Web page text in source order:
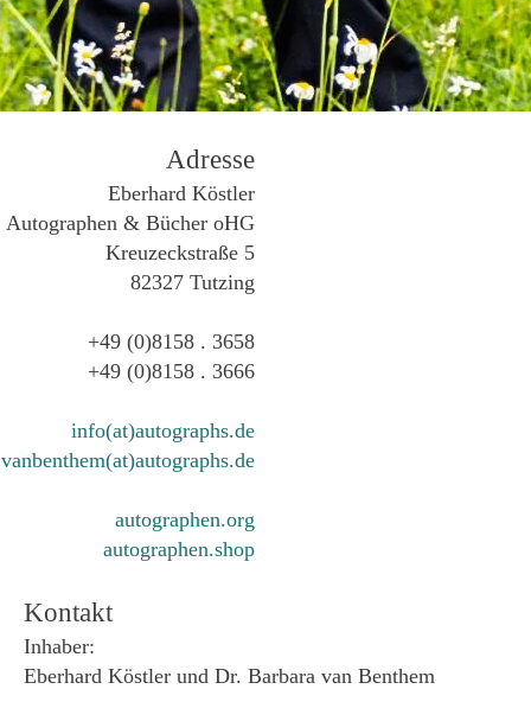
Adresse
Eberhard Köstler
Autographen & Bücher oHG
Kreuzeckstraße 5
82327 Tutzing
+49 (0)8158 . 3658
+49 (0)8158 . 3666
info(at)autographs.de
vanbenthem(at)autographs.de
autographen.org
autographen.shop
Kontakt
Inhaber:
Eberhard Köstler und Dr. Barbara van Benthem